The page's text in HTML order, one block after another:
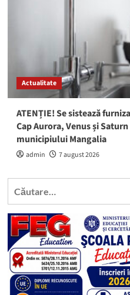
Actualitate
ATENȚIE! Se sistează
Cap Aurora, Venus și
municipiului Mangalia
admin 7 august 2026
Caută